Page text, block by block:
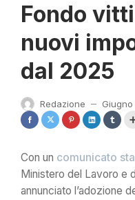
Fondo
nuovi
dal 2025
Redazione — Giugno
Con un comunicato
Ministero del Lavoro e
annunciato l’adozione